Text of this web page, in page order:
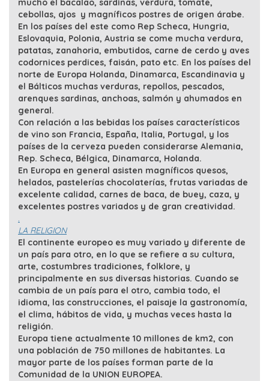
mucho el bacalao, sardinas, verdura, tomate,
cebollas, ajos y magníficos postres de origen árabe.
En los países del este como Rep Scheca, Hungria,
Eslovaquia, Polonia, Austria se come mucha verdura,
patatas, zanahoria, embutidos, carne de cerdo y aves
codornices perdices, faisán, pato etc. En los países del
norte de Europa Holanda, Dinamarca, Escandinavia y
el Bálticos muchas verduras, repollos, pescados,
arenques sardinas, anchoas, salmón y ahumados en
general.
Con relación a las bebidas los países característicos
de vino son Francia, España, Italia, Portugal, y los
países de la cerveza pueden considerarse Alemania,
Rep. Scheca, Bélgica, Dinamarca, Holanda.
En Europa en general asisten magníficos quesos,
helados, pastelerías chocolaterías, frutas variadas de
excelente calidad, carnes de baca, de buey, caza, y
excelentes postres variados y de gran creatividad.
.
LA RELIGION
El continente europeo es muy variado y diferente de
un país para otro, en lo que se refiere a su cultura,
arte, costumbres tradiciones, folklore, y
principalmente en sus diversas historias. Cuando se
cambia de un país para el otro, cambia todo, el
idioma, las construcciones, el paisaje la gastronomía,
el clima, hábitos de vida, y muchas veces hasta la
religión.
Europa tiene actualmente 10 millones de km2, con
una población de 750 millones de habitantes. La
mayor parte de los países forman parte de la
Comunidad de la UNION EUROPEA.